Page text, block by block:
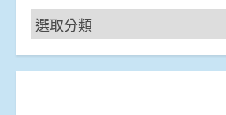
新
聞
分